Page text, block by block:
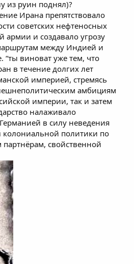
из руин поднял)?
Ирана препятствовало
советских нефтеносных
армии и создавало угрозу
между Индией и
“ты виноват уже тем, что
в течение долгих лет
империей, стремясь
амбициям
империи, так и затем
налаживало
в силу неведения
колониальной политики по
свойственной